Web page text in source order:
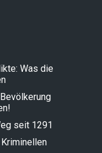
Was die
seit 1291